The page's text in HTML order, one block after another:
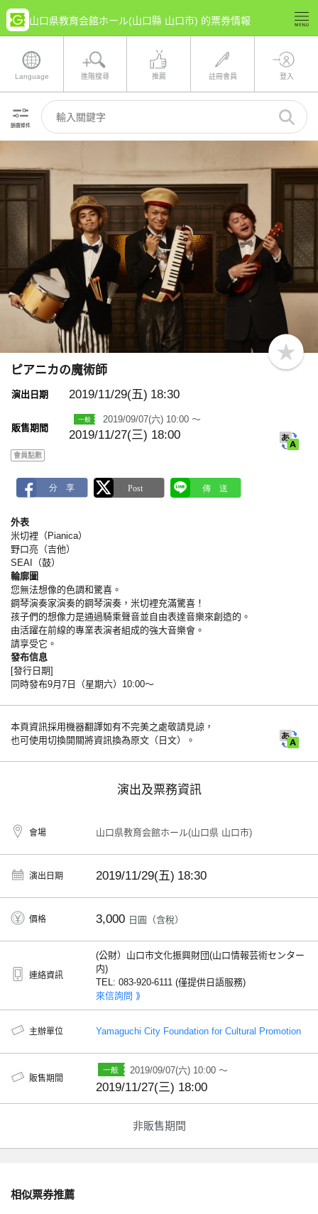
山口県教育会館ホール(山口縣 山口市) 的票券情報
Language 進階搜尋 推薦 註冊會員 登入
篩選條件
b
o
k
ピアニカの魔術師
演出日期 2019/11/29(五) 18:30
販售期間
2019/09/07(六) 10:00 ～
2019/11/27(三) 18:00
會員點數
外表
米切裡（Pianica）
野口亮（吉他）
SEAI（鼓）
輪廓圖
您無法想像的色調和驚喜。
鋼琴演奏家演奏的鋼琴演奏，米切裡充滿驚喜！
孩子們的想像力是通過騎乘聲音並自由表達音樂來創造的。
由活躍在前線的專業表演者組成的強大音樂會。
請享受它。
發布信息
[發行日期]
同時發布9月7日（星期六）10:00〜
本頁資訊採用機器翻譯如有不完美之處敬請見諒，
也可使用切換開關將資訊換為原文（日文）。
演出及票務資訊
會場 山口県教育会館ホール(山口県 山口市)
演出日期 2019/11/29(五) 18:30
價格 3,000 日圓（含稅）
連絡資訊
(公財）山口市文化振興財団(山口情報芸術センター
内)
TEL: 083-920-6111 (僅提供日語服務)
來信詢問 ⟫
主辦單位 Yamaguchi City Foundation for Cultural Promotion
販售期間
2019/09/07(六) 10:00 ～
2019/11/27(三) 18:00
非販售期間
相似票券推薦